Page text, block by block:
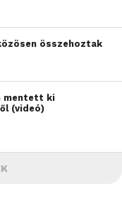
összehoztak
mentett ki
(videó)